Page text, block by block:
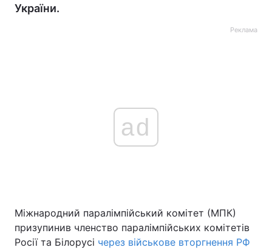
Україна Політика
Економіка
України.
Реклама
ad
Міжнародний паралімпійський комітет (МПК)
призупинив членство паралімпійських комітетів
Росії та Білорусі через військове вторгнення РФ